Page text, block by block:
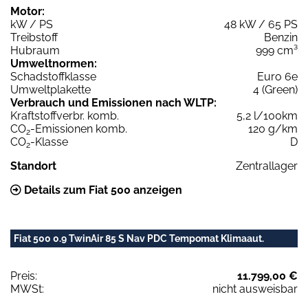
Motor:
kW / PS
48 kW / 65 PS
Treibstoff
Benzin
Hubraum
999 cm³
Umweltnormen:
Schadstoffklasse
Euro 6e
Umweltplakette
4 (Green)
Verbrauch und Emissionen nach WLTP:
Kraftstoffverbr. komb.
5,2 l/100km
CO2-Emissionen komb.
120 g/km
CO2-Klasse
D
Standort
Zentrallager
Details zum Fiat 500 anzeigen
Fiat 500 0.9 TwinAir 85 S Nav PDC Tempomat Klimaaut.
Preis:
11.799,00 €
MWSt:
nicht ausweisbar